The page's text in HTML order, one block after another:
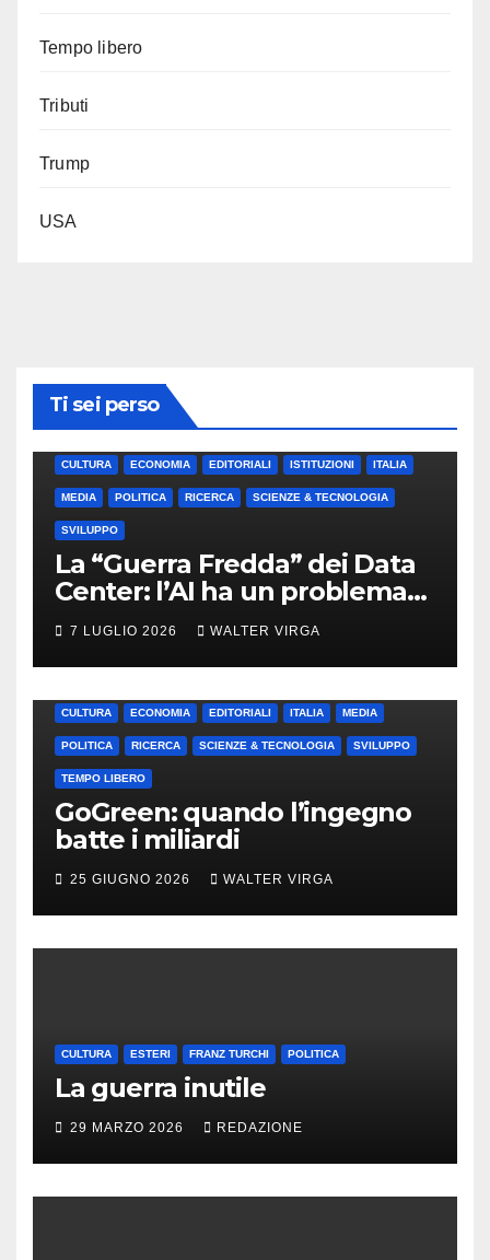
Tempo libero
Tributi
Trump
USA
Ti sei perso
CULTURA ECONOMIA EDITORIALI ISTITUZIONI ITALIA
MEDIA POLITICA RICERCA SCIENZE & TECNOLOGIA
SVILUPPO
La “Guerra Fredda” dei Data
Center: l’AI ha un problema
di energia (e di idraulica)
7 LUGLIO 2026 WALTER VIRGA
CULTURA ECONOMIA EDITORIALI ITALIA MEDIA
POLITICA RICERCA SCIENZE & TECNOLOGIA SVILUPPO
TEMPO LIBERO
GoGreen: quando l’ingegno
batte i miliardi
25 GIUGNO 2026 WALTER VIRGA
CULTURA ESTERI FRANZ TURCHI POLITICA
La guerra inutile
29 MARZO 2026 REDAZIONE